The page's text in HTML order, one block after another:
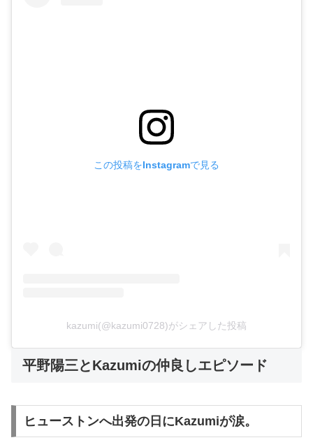
この投稿をInstagramで見る
kazumi(@kazumi0728)がシェアした投稿
平野陽三とKazumiの仲良しエピソード
ヒューストンへ出発の日にKazumiが涙。